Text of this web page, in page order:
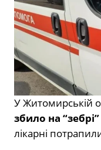
У Житомирській
збило на “зебрі”
лікарні